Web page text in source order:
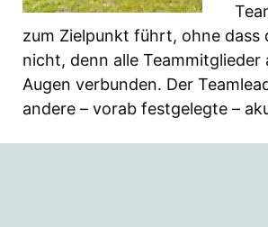
zum Zielpunkt führt, ohne dass
nicht, denn alle
Augen verbunden. Der
andere – vorab festgelegte –